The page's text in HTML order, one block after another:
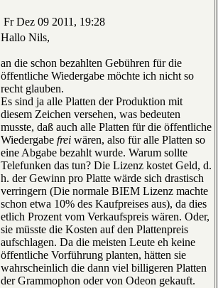
Fr Dez 09 2011, 19:28
Hallo Nils,
an die schon bezahlten Gebühren für die
öffentliche Wiedergabe möchte ich nicht so
recht glauben.
Es sind ja alle Platten der Produktion mit
diesem Zeichen versehen, was bedeuten
musste, daß auch alle Platten für die öffentliche
Wiedergabe frei wären, also für alle Platten so
eine Abgabe bezahlt wurde. Warum sollte
Telefunken das tun? Die Lizenz kostet Geld, d.
h. der Gewinn pro Platte wärde sich drastisch
verringern (Die normale BIEM Lizenz machte
schon etwa 10% des Kaufpreises aus), da dies
etlich Prozent vom Verkaufspreis wären. Oder,
sie müsste die Kosten auf den Plattenpreis
aufschlagen. Da die meisten Leute eh keine
öffentliche Vorführung planten, hätten sie
wahrscheinlich die dann viel billigeren Platten
der Grammophon oder von Odeon gekauft.